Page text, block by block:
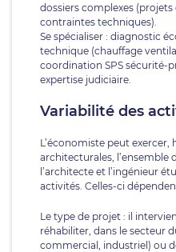
dossiers complexes (projets
contraintes techniques).
Se spécialiser : diagnostic
technique (chauffage
coordination SPS sécurité-
expertise judiciaire.
Variabilité des
L’économiste peut exercer,
architecturales, l’ensemble
l’architecte et l’ingénieur
activités. Celles-ci
Le type de projet : il
réhabiliter, dans le secteur
commercial, industriel) ou